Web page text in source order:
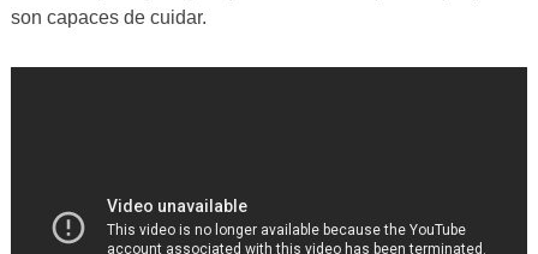
son capaces de cuidar.